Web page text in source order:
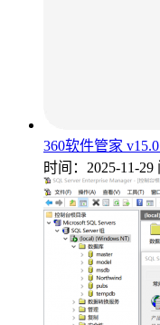
360软件管家
时间：2025-11-29